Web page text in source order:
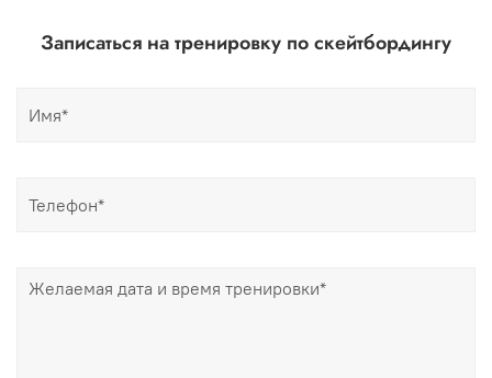
Записаться на тренировку по скейтбордингу